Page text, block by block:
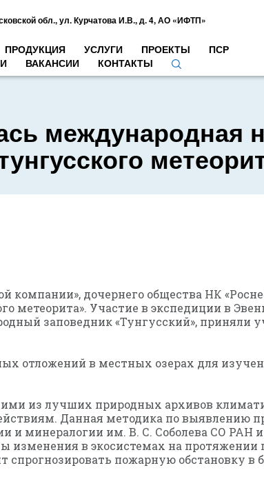
обл.,ул. Курчатова И.В., д. 4,АО «ИФТП»
ПРОДУКЦИЯ УСЛУГИ ПРОЕКТЫ
ПСР
ВАКАНСИИ КОНТАКТЫ
международная
дочернего общества НК
метеорита». Участие в экспедиции в
заповедник «Тунгусский», приняли
отложений в местных озерах для
из лучших природных архивов
Данная методика по выявлению
минералогии им. В. С. Соболева СО РАН
изменения в экосистемах на
спрогнозировать пожарную обстановку в